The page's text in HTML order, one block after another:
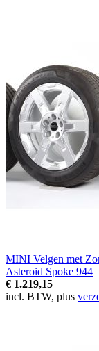
MINI Velgen met
Asteroid Spoke 944
€ 1.219,15
incl. BTW, plus